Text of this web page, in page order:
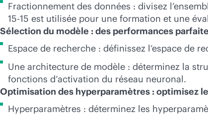
Fractionnement des données : divisez
15-15 est utilisée pour une formation et une
Sélection du modèle : des performances
Espace de recherche : définissez l’espace de
Une architecture de modèle : déterminez la
fonctions d’activation du réseau neuronal.
Optimisation des hyperparamètres : optimisez
Hyperparamètres : déterminez les